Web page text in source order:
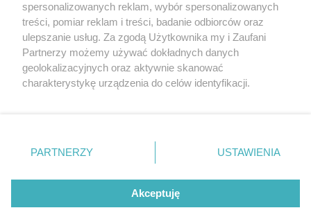
Prywatność Reklama Redakcja Praca Kielce
Facebook.com
Youtube.com
spersonalizowanych reklam, wybór spersonalizowanych
treści, pomiar reklam i treści, badanie odbiorców oraz
ulepszanie usług. Za zgodą Użytkownika my i Zaufani
Partnerzy możemy używać dokładnych danych
geolokalizacyjnych oraz aktywnie skanować
charakterystykę urządzenia do celów identyfikacji.
zmienić/wycofać klikając przycisk ustawień prywatności
znajdujący się w lewym dolnym rogu strony
. Niektóre
użytkownika, ale masz prawo sprzeciwić się takiemu
przetwarzaniu. Preferencje będą miały zastosowania tylko
PARTNERZY USTAWIENIA
Akceptuję